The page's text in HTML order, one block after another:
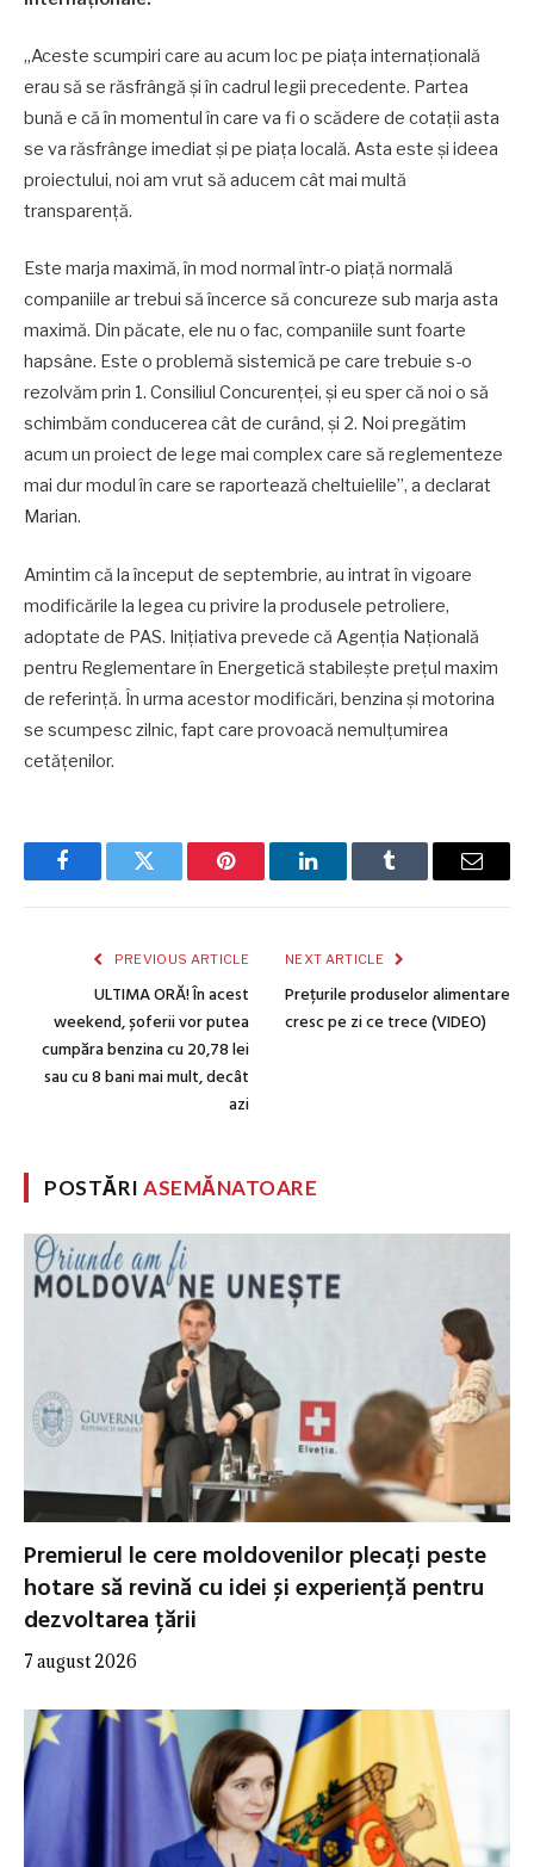
„Aceste scumpiri care au acum loc pe piaţa internaţională
erau să se răsfrângă şi în cadrul legii precedente. Partea
bună e că în momentul în care va fi o scădere de cotaţii asta
se va răsfrânge imediat şi pe piaţa locală. Asta este şi ideea
proiectului, noi am vrut să aducem cât mai multă
transparenţă.
Este marja maximă, în mod normal într-o piaţă normală
companiile ar trebui să încerce să concureze sub marja asta
maximă. Din păcate, ele nu o fac, companiile sunt foarte
hapsâne. Este o problemă sistemică pe care trebuie s-o
rezolvăm prin 1. Consiliul Concurenţei, şi eu sper că noi o să
schimbăm conducerea cât de curând, şi 2. Noi pregătim
acum un proiect de lege mai complex care să reglementeze
mai dur modul în care se raportează cheltuielile”, a declarat
Marian.
Amintim că la început de septembrie, au intrat în vigoare
modificările la legea cu privire la produsele petroliere,
adoptate de PAS. Inițiativa prevede că Agenția Națională
pentru Reglementare în Energetică stabilește prețul maxim
de referință. În urma acestor modificări, benzina și motorina
se scumpesc zilnic, fapt care provoacă nemulțumirea
cetățenilor.
FacebookTwitter Pinterest LinkedInTumblr Email
PREVIOUS ARTICLE
ULTIMA ORĂ! În acest
weekend, șoferii vor putea
cumpăra benzina cu 20,78 lei
sau cu 8 bani mai mult, decât
azi
NEXT ARTICLE
Prețurile produselor alimentare
cresc pe zi ce trece (VIDEO)
POSTĂRIASEMĂNATOARE
Premierul le cere moldovenilor plecați peste
hotare să revină cu idei și experiență pentru
dezvoltarea țării
7 august 2026